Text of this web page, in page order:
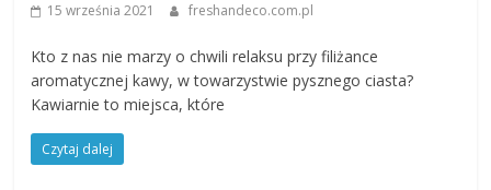
15 września 2021 freshandeco.com.pl
Kto z nas nie marzy o chwili relaksu przy filiżance
aromatycznej kawy, w towarzystwie pysznego ciasta?
Kawiarnie to miejsca, które
Czytaj dalej